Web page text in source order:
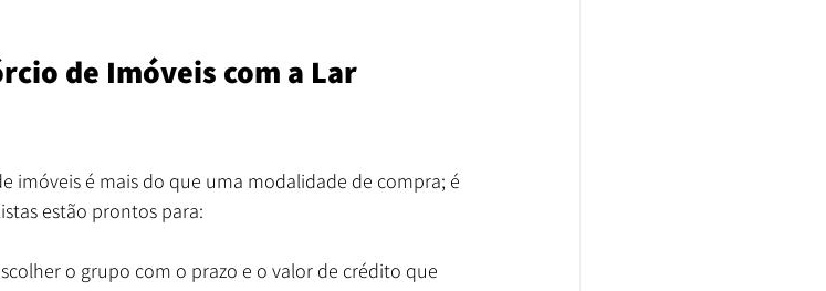
de Imóveis com a Lar
imóveis é mais do que uma modalidade de compra; é
estão prontos para:
o grupo com o prazo e o valor de crédito que